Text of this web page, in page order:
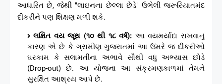
આધારિત છે, જેથી "લાઇનના છેલ્લા છેડે" ઉભેલી જરૂરિયાતમંદ
દીકરીને પણ શિક્ષણ મળી શકે.
લક્ષિત વય જૂથ (૧૦ થી ૧૮ વર્ષ): આ વયમર્યાદા રાખવાનું
કારણ એ છે કે ગ્રામીણ ગુજરાતમાં આ ઉંમરે જ દીકરીઓ
ઘરકામ કે સલામતીના અભાવે સૌથી વધુ અભ્યાસ છોડે
(Drop-out) છે. આ યોજના આ સંક્રમણકાળમાં તેમને
સુરક્ષિત આશ્રય આપે છે.